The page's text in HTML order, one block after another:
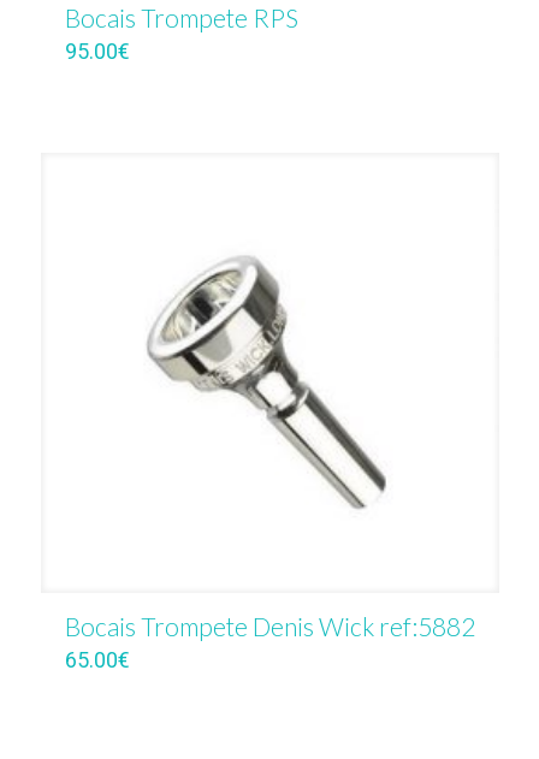
Bocais Trompete RPS
95.00€
Bocais Trompete Denis Wick ref:5882
65.00€